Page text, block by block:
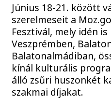
Június 18-21. között
szerelmeseit a
Fesztivál, mely idén
Veszprémben,
Balatonalmádiban,
kínál kulturális
álló zsűri huszonkét
szakmai díjakat.